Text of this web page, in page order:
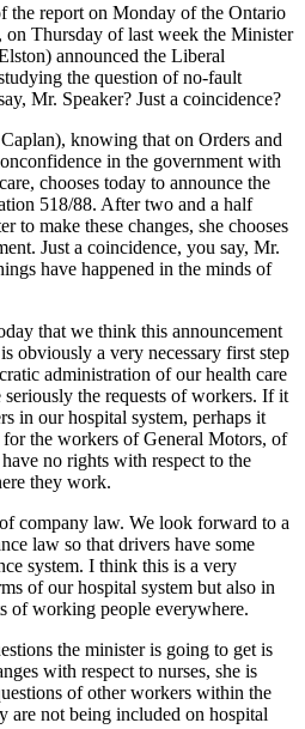
the report on Monday of the Ontario
Thursday of last week the Minister
announced the Liberal
the question of no-fault
Mr. Speaker? Just a coincidence?
knowing that on Orders and
in the government with
chooses today to announce the
518/88. After two and a half
to make these changes, she chooses
Just a coincidence, you say, Mr.
have happened in the minds of
that we think this announcement
obviously a very necessary first step
administration of our health care
the requests of workers. If it
in our hospital system, perhaps it
the workers of General Motors, of
no rights with respect to the
they work.
company law. We look forward to a
law so that drivers have some
system. I think this is a very
of our hospital system but also in
of working people everywhere.
the minister is going to get is
with respect to nurses, she is
of other workers within the
are not being included on hospital